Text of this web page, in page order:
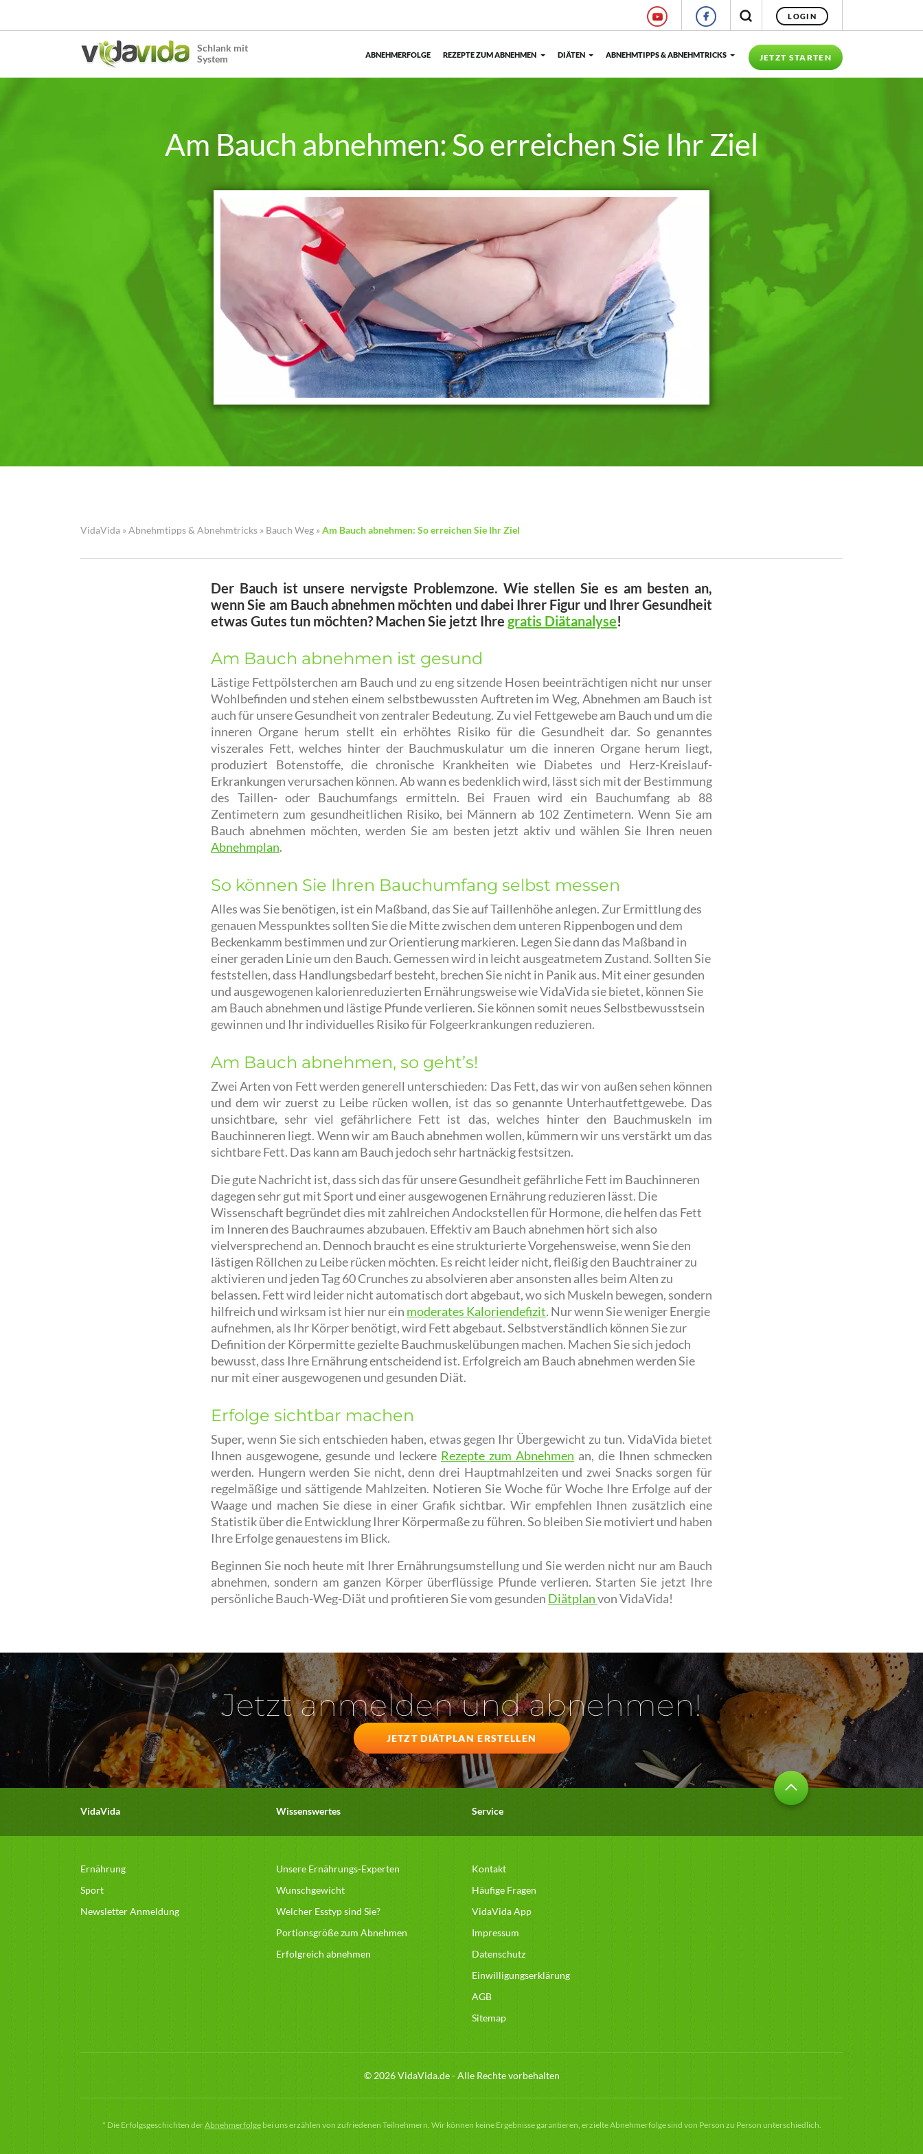
LOGIN
Schlank mit
System
JETZT STARTEN
ABNEHMERFOLGE REZEPTE ZUM ABNEHMEN DIÄTEN ABNEHMTIPPS & ABNEHMTRICKS
Am Bauch abnehmen: So erreichen Sie Ihr Ziel
VidaVida »Abnehmtipps & Abnehmtricks » Bauch Weg »Am Bauch abnehmen: So erreichen Sie Ihr Ziel
Der Bauch ist unsere nervigste Problemzone. Wie stellen Sie es am besten an,
wenn Sie am Bauch abnehmen möchten und dabei Ihrer Figur und Ihrer Gesundheit
etwas Gutes tun möchten? Machen Sie jetzt Ihre gratis Diätanalyse!
Am Bauch abnehmen ist gesund
Lästige Fettpölsterchen am Bauch und zu eng sitzende Hosen beeinträchtigen nicht nur unser
Wohlbefinden und stehen einem selbstbewussten Auftreten im Weg, Abnehmen am Bauch ist
auch für unsere Gesundheit von zentraler Bedeutung. Zu viel Fettgewebe am Bauch und um die
inneren Organe herum stellt ein erhöhtes Risiko für die Gesundheit dar. So genanntes
viszerales Fett, welches hinter der Bauchmuskulatur um die inneren Organe herum liegt,
produziert Botenstoffe, die chronische Krankheiten wie Diabetes und Herz-Kreislauf-
Erkrankungen verursachen können. Ab wann es bedenklich wird, lässt sich mit der Bestimmung
des Taillen- oder Bauchumfangs ermitteln. Bei Frauen wird ein Bauchumfang ab 88
Zentimetern zum gesundheitlichen Risiko, bei Männern ab 102 Zentimetern. Wenn Sie am
Bauch abnehmen möchten, werden Sie am besten jetzt aktiv und wählen Sie Ihren neuen
Abnehmplan.
So können Sie Ihren Bauchumfang selbst messen
Alles was Sie benötigen, ist ein Maßband, das Sie auf Taillenhöhe anlegen. Zur Ermittlung des
genauen Messpunktes sollten Sie die Mitte zwischen dem unteren Rippenbogen und dem
Beckenkamm bestimmen und zur Orientierung markieren. Legen Sie dann das Maßband in
einer geraden Linie um den Bauch. Gemessen wird in leicht ausgeatmetem Zustand. Sollten Sie
feststellen, dass Handlungsbedarf besteht, brechen Sie nicht in Panik aus. Mit einer gesunden
und ausgewogenen kalorienreduzierten Ernährungsweise wie VidaVida sie bietet, können Sie
am Bauch abnehmen und lästige Pfunde verlieren. Sie können somit neues Selbstbewusstsein
gewinnen und Ihr individuelles Risiko für Folgeerkrankungen reduzieren.
Am Bauch abnehmen, so geht’s!
Zwei Arten von Fett werden generell unterschieden: Das Fett, das wir von außen sehen können
und dem wir zuerst zu Leibe rücken wollen, ist das so genannte Unterhautfettgewebe. Das
unsichtbare, sehr viel gefährlichere Fett ist das, welches hinter den Bauchmuskeln im
Bauchinneren liegt. Wenn wir am Bauch abnehmen wollen, kümmern wir uns verstärkt um das
sichtbare Fett. Das kann am Bauch jedoch sehr hartnäckig festsitzen.
Die gute Nachricht ist, dass sich das für unsere Gesundheit gefährliche Fett im Bauchinneren
dagegen sehr gut mit Sport und einer ausgewogenen Ernährung reduzieren lässt. Die
Wissenschaft begründet dies mit zahlreichen Andockstellen für Hormone, die helfen das Fett
im Inneren des Bauchraumes abzubauen. Effektiv am Bauch abnehmen hört sich also
vielversprechend an. Dennoch braucht es eine strukturierte Vorgehensweise, wenn Sie den
lästigen Röllchen zu Leibe rücken möchten. Es reicht leider nicht, fleißig den Bauchtrainer zu
aktivieren und jeden Tag 60 Crunches zu absolvieren aber ansonsten alles beim Alten zu
belassen. Fett wird leider nicht automatisch dort abgebaut, wo sich Muskeln bewegen, sondern
hilfreich und wirksam ist hier nur ein moderates Kaloriendefizit. Nur wenn Sie weniger Energie
aufnehmen, als Ihr Körper benötigt, wird Fett abgebaut. Selbstverständlich können Sie zur
Definition der Körpermitte gezielte Bauchmuskelübungen machen. Machen Sie sich jedoch
bewusst, dass Ihre Ernährung entscheidend ist. Erfolgreich am Bauch abnehmen werden Sie
nur mit einer ausgewogenen und gesunden Diät.
Erfolge sichtbar machen
Super, wenn Sie sich entschieden haben, etwas gegen Ihr Übergewicht zu tun. VidaVida bietet
Ihnen ausgewogene, gesunde und leckere Rezepte zum Abnehmen an, die Ihnen schmecken
werden. Hungern werden Sie nicht, denn drei Hauptmahlzeiten und zwei Snacks sorgen für
regelmäßige und sättigende Mahlzeiten. Notieren Sie Woche für Woche Ihre Erfolge auf der
Waage und machen Sie diese in einer Grafik sichtbar. Wir empfehlen Ihnen zusätzlich eine
Statistik über die Entwicklung Ihrer Körpermaße zu führen. So bleiben Sie motiviert und haben
Ihre Erfolge genauestens im Blick.
Beginnen Sie noch heute mit Ihrer Ernährungsumstellung und Sie werden nicht nur am Bauch
abnehmen, sondern am ganzen Körper überflüssige Pfunde verlieren. Starten Sie jetzt Ihre
persönliche Bauch-Weg-Diät und profitieren Sie vom gesunden Diätplanvon VidaVida!
Jetzt anmelden und abnehmen!
JETZT DIÄTPLAN ERSTELLEN
VidaVida
Ernährung
Sport
Newsletter Anmeldung
Wissenswertes
Unsere Ernährungs-Experten
Wunschgewicht
Welcher Esstyp sind Sie?
Portionsgröße zum Abnehmen
Erfolgreich abnehmen
Service
Kontakt
Häufige Fragen
VidaVida App
Impressum
Datenschutz
Einwilligungserklärung
AGB
Sitemap
© 2026 VidaVida.de - Alle Rechte vorbehalten
* Die Erfolgsgeschichten derAbnehmerfolgebei uns erzählen von zufriedenen Teilnehmern. Wir können keine Ergebnisse garantieren, erzielte Abnehmerfolge sind von Person zu Person unterschiedlich.